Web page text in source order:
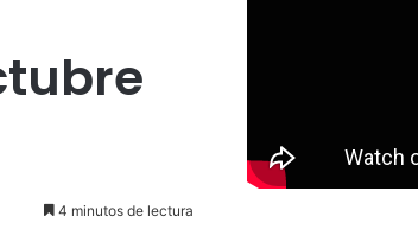
4 minutos de lectura